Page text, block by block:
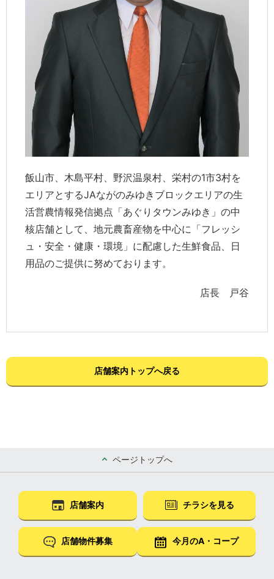
飯山市、木島平村、野沢温泉村、栄村の1市3村を
エリアとするJAながのみゆきブロックエリアの生
活営農情報発信拠点「あぐりタウンみゆき」の中
核店舗として、地元農畜産物を中心に「フレッシ
ュ・安全・健康・環境」に配慮した生鮮食品、日
用品のご提供に努めております。
店長 戸谷
店舗案内トップへ戻る
ページトップへ
店舗案内 チラシを見る
店舗物件募集 今月のA・コープ